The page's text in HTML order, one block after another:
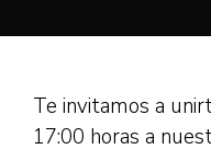
Te invitamos a
17:00 horas a